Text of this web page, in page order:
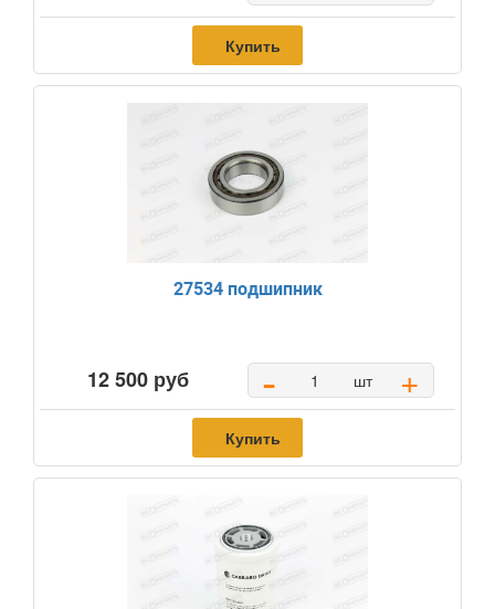
Купить
27534 подшипник
12 500 руб - шт +
Купить